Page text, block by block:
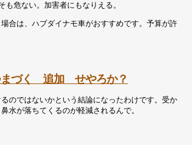
危ない。加害者にもなりえる。
合は、ハブダイナモ車がおすすめです。予算が許
まづく 追加 せやろか？
のではないかという結論になったわけです。受か
水が落ちてくるのが軽減されるんで。